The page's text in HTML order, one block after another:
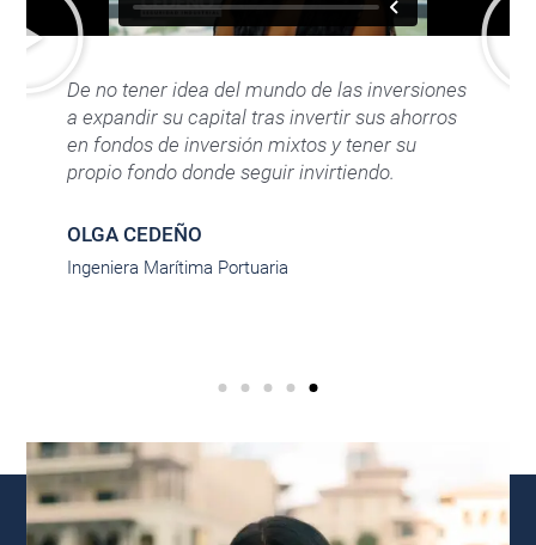
De no tener idea del mundo de las inversiones
a expandir su capital tras invertir sus ahorros
en fondos de inversión mixtos y tener su
propio fondo donde seguir invirtiendo.
OLGA CEDEÑO
Ingeniera Marítima Portuaria